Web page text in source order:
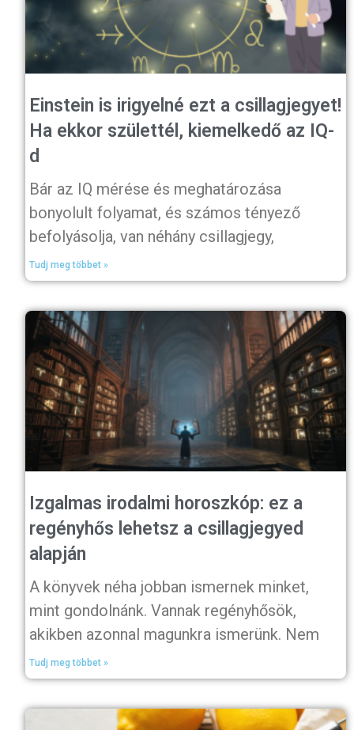
Einstein is irigyelné ezt a csillagjegyet!
Ha ekkor születtél, kiemelkedő az IQ-
d
Bár az IQ mérése és meghatározása
bonyolult folyamat, és számos tényező
befolyásolja, van néhány csillagjegy,
Tudj meg többet »
Izgalmas irodalmi horoszkóp: ez a
regényhős lehetsz a csillagjegyed
alapján
A könyvek néha jobban ismernek minket,
mint gondolnánk. Vannak regényhősök,
akikben azonnal magunkra ismerünk. Nem
Tudj meg többet »